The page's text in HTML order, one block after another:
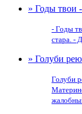
» Годы твои
- Годы
стара. -
» Голуби
Голуби